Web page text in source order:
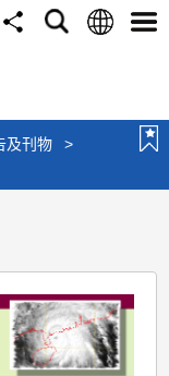
分
搜
语
选
及刊物
>